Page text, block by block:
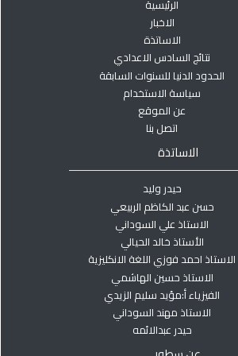
الرئيسية
الاخبار
الاساتذة
نتائج السادس الاعدادي
الحدود الدنيا للسنوات السابقة
سياسة الاستخدام
عن الموقع
اتصل بنا
الاساتذة
حيدر وليد
حسن عبد الكاظم الربيعي
الاستاذ علي السوداني
الأستاذ خالد الحيالي
الاستاذ احمد فوزي اللغة الانكليزية
الاستاذ حسين الهاشمي
الفيزياء أ:مؤيد سليم الزيدي
الاستاذ مهند السوداني
حيدر عبدالائمه